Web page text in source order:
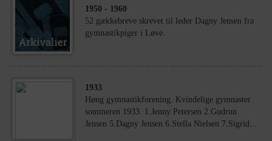
1950 - 1960
52 gækkebreve skrevet til leder Dagny Jensen fra
gymnastikpiger i Løve.
1933
Høng gymnastikforening. Kvindelige gymnaster
sommeren 1933. 1.Jenny Petersen 2.Gudrun
Jensen 5.Dagny Jensen 6.Stella Nielsen 7.Sigrid...